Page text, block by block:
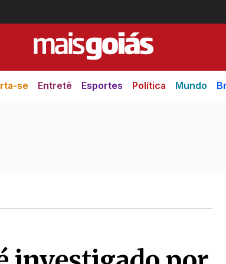
se Entretê Esportes Política Mundo